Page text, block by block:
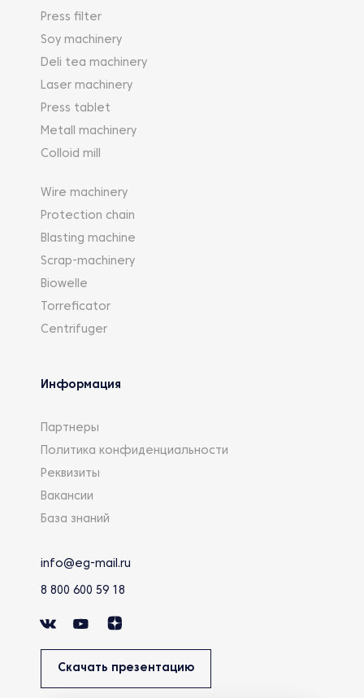
Press filter
Soy machinery
Deli tea machinery
Laser machinery
Press tablet
Metall machinery
Colloid mill
Wire machinery
Protection chain
Blasting machine
Scrap-machinery
Biowelle
Torreficator
Centrifuger
Информация
Партнеры
Политика конфиденциальности
Реквизиты
Вакансии
База знаний
info@eg-mail.ru
8 800 600 59 18
Скачать презентацию